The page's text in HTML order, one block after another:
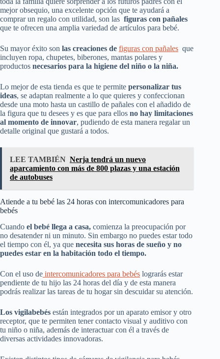
mejor obsequio, una excelente opción que te ayudará a
comprar un regalo con utilidad, son las figuras con pañales
que te ofrecen una amplia variedad de artículos para bebé.
Su mayor éxito son las creaciones de figuras con pañales que
incluyen ropa, chupetes, biberones, mantas polares y
productos necesarios para la higiene del niño o la niña.
Lo mejor de esta tienda es que te permite personalizar tus
ideas, se adaptan realmente a lo que quieres y confeccionan
desde una moto hasta un castillo de pañales con el añadido de
la figura que tu desees y es que para ellos no hay limitaciones
al momento de innovar, pudiendo de esta manera regalar un
detalle original que gustará a todos.
LEE TAMBIÉN Nerja tendrá un nuevo
aparcamiento con más de 800 plazas y una estación
de autobuses
Atiende a tu bebé las 24 horas con intercomunicadores para
bebés
Cuando el bebé llega a casa, comienza la preocupación por
no desatender ni un minuto. Sin embargo no puedes estar todo
el tiempo con él, ya que necesita sus horas de sueño y no
puedes estar en la habitación todo el tiempo.
Con el uso de intercomunicadores para bebés lograrás estar
pendiente de tu hijo las 24 horas del día y de esta manera
podrás realizar las tareas de tu hogar sin descuidar su atención.
Los vigilabebés están integrados por un aparato emisor y otro
receptor, que te permiten tener contacto visual y auditivo con
tu niño o niña, además de interactuar con él a través de
diversas actividades innovadoras.